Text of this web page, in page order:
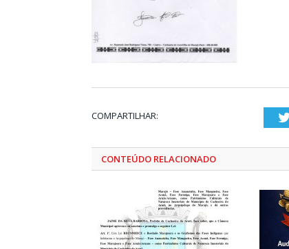
COMPARTILHAR:
CONTEÚDO RELACIONADO